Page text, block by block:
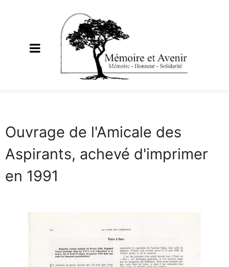
Ouvrage de l'Amicale des
Aspirants, achevé d'imprimer
en 1991